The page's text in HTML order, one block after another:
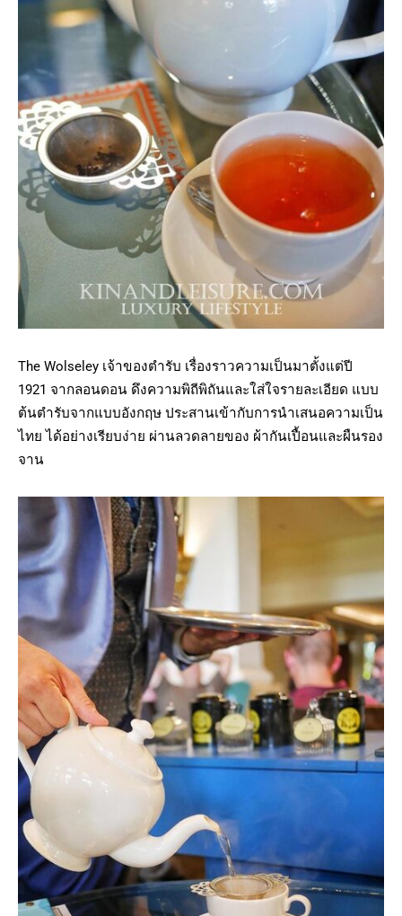
The Wolseley เจ้าของตำรับ เรื่องราวความเป็นมาตั้งแต่ปี
1921 จากลอนดอน ดึงความพิถีพิถันและใส่ใจรายละเอียด แบบ
ต้นตำรับจากแบบอังกฤษ ประสานเข้ากับการนำเสนอความเป็น
ไทย ได้อย่างเรียบง่าย ผ่านลวดลายของ ผ้ากันเปื้อนและผืนรอง
จาน